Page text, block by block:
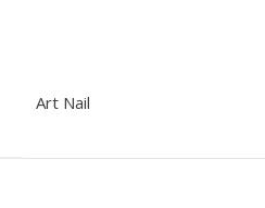
Art Nail